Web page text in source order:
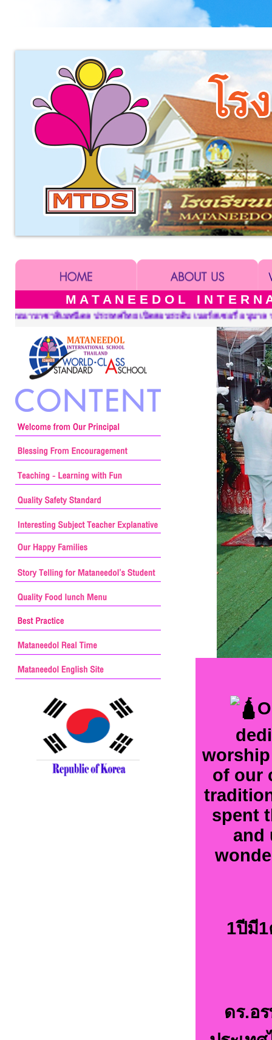
M A T A N E E D O L I N T E R
ศไทย เปิดสอนระดับ เนอร์สเซอรี่ อนุบาล ประถมศึกษาและมัธยมศึก
of our
spent
and
1ปีมี
ดร.อ